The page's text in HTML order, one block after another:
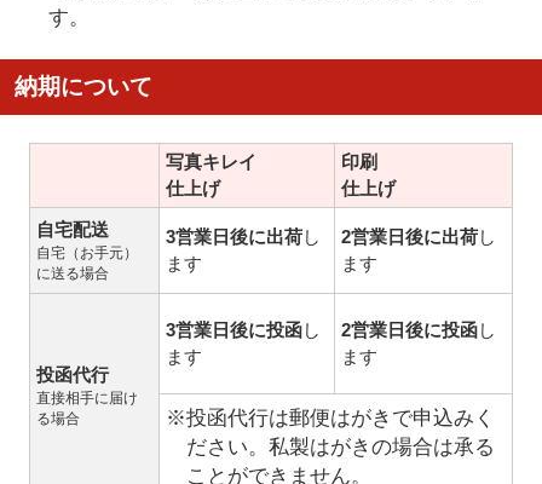
す。
納期について
写真キレイ
仕上げ
印刷
仕上げ
自宅配送
自宅（お手元）
に送る場合
3営業日後に出荷し
ます
2営業日後に出荷し
ます
投函代行
直接相手に届け
る場合
3営業日後に投函し
ます
2営業日後に投函し
ます
※投函代行は郵便はがきで申込みく
ださい。私製はがきの場合は承る
ことができません。